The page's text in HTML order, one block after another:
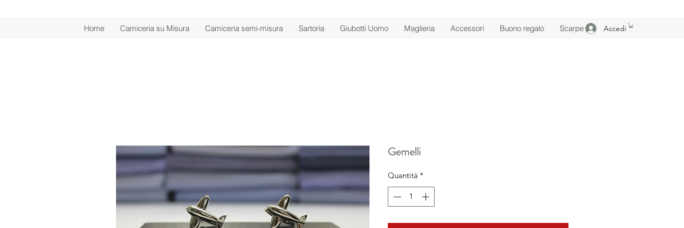
Home Camiceria su Misura Camiceria semi-misura Sartoria Giubotti Uomo Maglieria Accessori Buono regalo Scarpe Accedi
Gemelli
Quantità *